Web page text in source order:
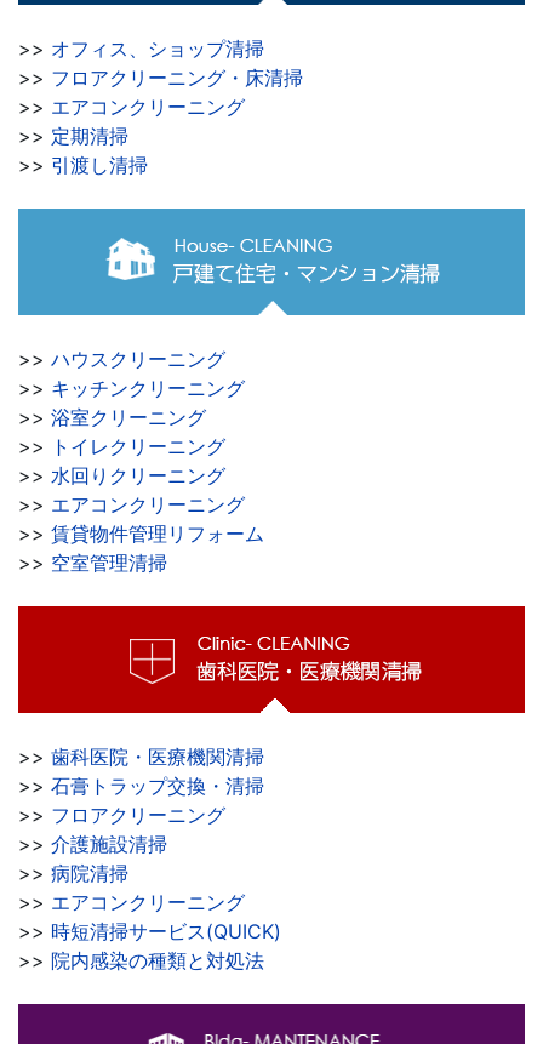
>> オフィス、ショップ清掃
>> フロアクリーニング・床清掃
>> エアコンクリーニング
>> 定期清掃
>> 引渡し清掃
>> ハウスクリーニング
>> キッチンクリーニング
>> 浴室クリーニング
>> トイレクリーニング
>> 水回りクリーニング
>> エアコンクリーニング
>> 賃貸物件管理リフォーム
>> 空室管理清掃
>> 歯科医院・医療機関清掃
>> 石膏トラップ交換・清掃
>> フロアクリーニング
>> 介護施設清掃
>> 病院清掃
>> エアコンクリーニング
>> 時短清掃サービス(QUICK)
>> 院内感染の種類と対処法